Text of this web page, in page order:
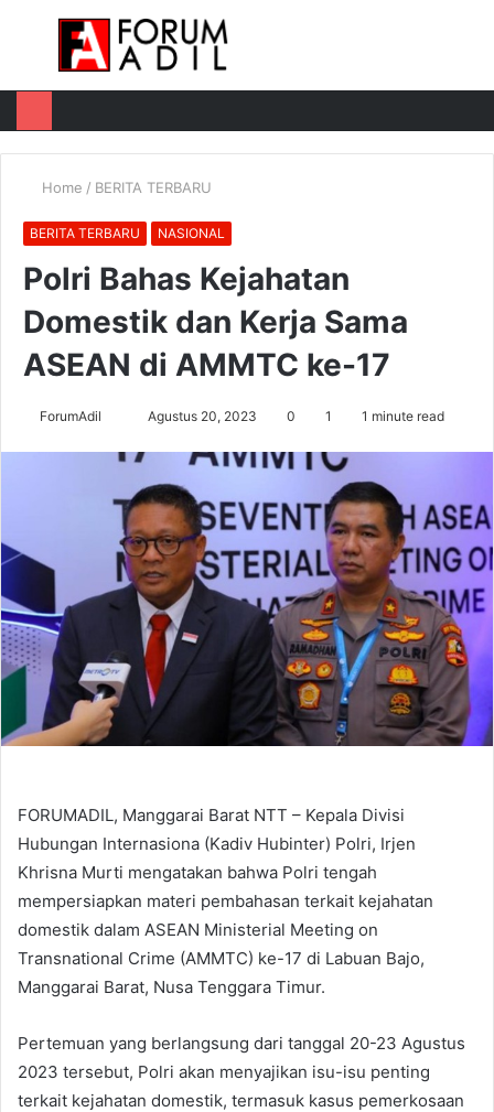
Menu
Home / BERITA TERBARU
BERITA TERBARU NASIONAL
Polri Bahas Kejahatan
Domestik dan Kerja Sama
ASEAN di AMMTC ke-17
ForumAdil
email
Agustus 20, 2023 0 1 1 minute read
FORUMADIL, Manggarai Barat NTT – Kepala Divisi
Hubungan Internasiona (Kadiv Hubinter) Polri, Irjen
Khrisna Murti mengatakan bahwa Polri tengah
mempersiapkan materi pembahasan terkait kejahatan
domestik dalam ASEAN Ministerial Meeting on
Transnational Crime (AMMTC) ke-17 di Labuan Bajo,
Manggarai Barat, Nusa Tenggara Timur.
Pertemuan yang berlangsung dari tanggal 20-23 Agustus
2023 tersebut, Polri akan menyajikan isu-isu penting
terkait kejahatan domestik, termasuk kasus pemerkosaan